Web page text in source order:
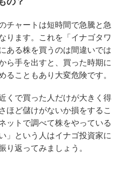
チャートは短時間で急騰と急
ります。これを「イナゴタワ
ある株を買うのは間違いでは
ら手を出すと、買った時期に
ることもあり大変危険です。
くで買った人だけが大きく得
ほど儲けがないか損をするこ
ットで調べて株をやっている
」という人はイナゴ投資家に
り返ってみましょう。